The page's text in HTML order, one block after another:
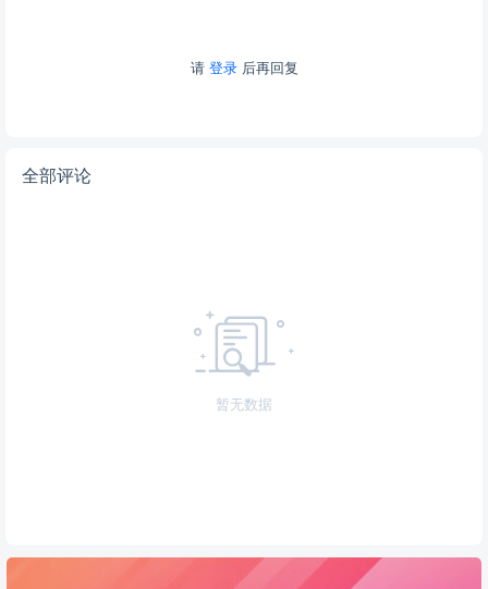
请 登录后再回复
全部评论
暂无数据